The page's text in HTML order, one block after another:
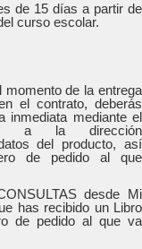
de 15 días a partir de
curso escolar.
de la entrega
el contrato, deberás
inmediata mediante el
a la dirección
del producto, así
de pedido al que
desde Mi
has recibido un Libro
de pedido al que va